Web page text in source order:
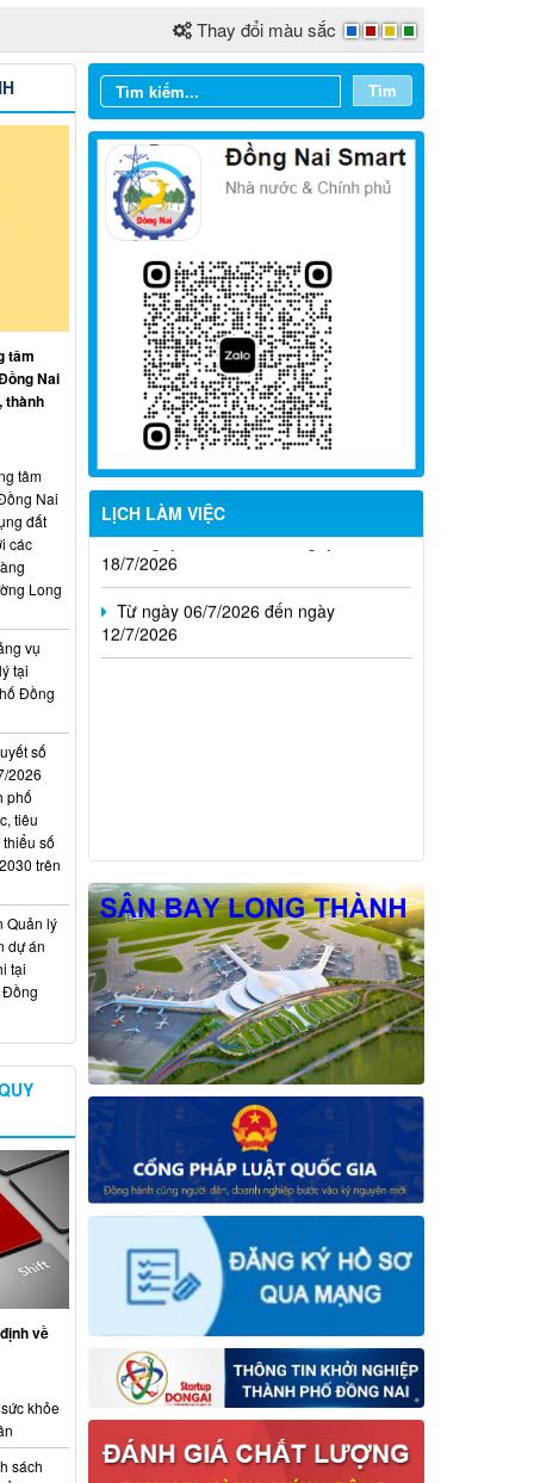
Thay đổi màu sắc
Tìm
LỊCH LÀM VIỆC
Từ ngày 03/8/2026 đến ngày
09/8/2026
Từ ngày 27/7/2026 đến ngày
02/8/2026
Từ ngày 20/7/2026 đến ngày
26/7/2026
Từ ngày 13/7/2026 đến ngày
18/7/2026
Từ ngày 06/7/2026 đến ngày
12/7/2026
tâm
Nai
thành
tâm
Nai
đất
các
Long
vụ
tại
Đồng
số
2026
phố
tiêu
số
trên
Quản lý
dự án
tại
Đồng
về
khỏe
sách